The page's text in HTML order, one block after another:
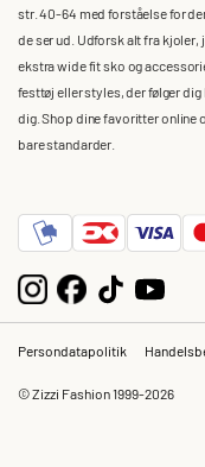
str. 40-64 med forståelse for
de ser ud. Udforsk alt fra
ekstra wide fit sko og
festtøj eller styles, der følger
dig. Shop dine favoritter online
bare standarder.
Persondatapolitik
© Zizzi Fashion 1999-2026